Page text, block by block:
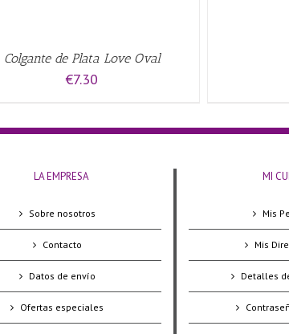
Colgante de Plata Love Oval
€7.30
LA EMPRESA
Sobre nosotros
Contacto
Datos de envío
Ofertas especiales
MI
Mis
Mis
Detalles